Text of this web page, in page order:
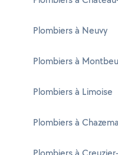
Plombiers à Neuvy
Plombiers à
Plombiers à Limoise
Plombiers à